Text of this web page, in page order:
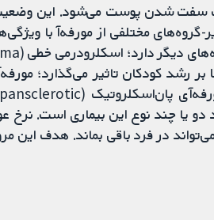
سفت شدن پوست می‌شود. این وضعیت
گروه‌های مختلفی از مورفه‌آ با
بر رشد کودکان تاثیر می‌گذارد؛
دو یا چند نوع این بیماری است. نرخ
در فرد باقی بماند. هدف این